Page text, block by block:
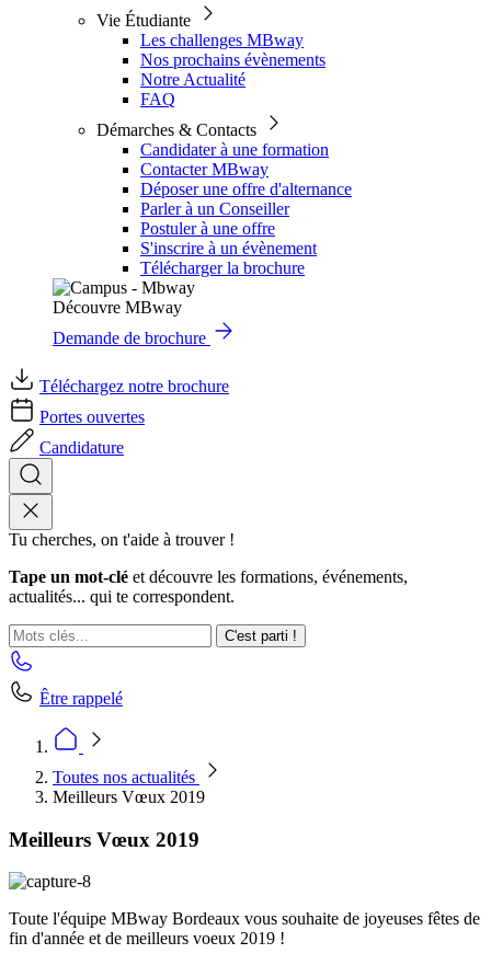
Vie Étudiante
Les challenges MBway
Nos prochains évènements
Notre Actualité
FAQ
Démarches & Contacts
Candidater à une formation
Contacter MBway
Déposer une offre d'alternance
Parler à un Conseiller
Postuler à une offre
S'inscrire à un évènement
Télécharger la brochure
Découvre MBway
Demande de brochure
Téléchargez notre brochure
Portes ouvertes
Candidature
Tu cherches, on t'aide à trouver !
Tape un mot-clé et découvre les formations, événements,
actualités... qui te correspondent.
C'est parti !
Être rappelé
Toutes nos actualités
Meilleurs Vœux 2019
Meilleurs Vœux 2019
Toute l'équipe MBway Bordeaux vous souhaite de joyeuses fêtes de
fin d'année et de meilleurs voeux 2019 !